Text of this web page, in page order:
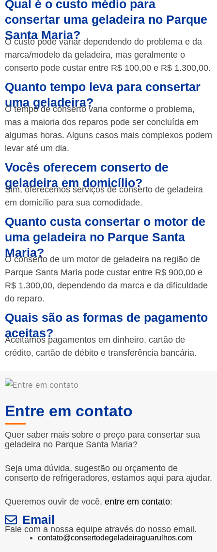
Qual é o custo médio para
consertar uma geladeira no Parque
Santa Maria?
O custo pode variar dependendo do problema e da
marca/modelo da geladeira, mas geralmente o
conserto pode custar entre R$ 100,00 e R$ 1.300,00.
Quanto tempo leva para consertar
uma geladeira?
O tempo de conserto varia conforme o problema,
mas a maioria dos reparos pode ser concluída em
algumas horas. Alguns casos mais complexos podem
levar até um dia.
Vocês oferecem conserto de
geladeira em domicílio?
Sim, oferecemos serviços de conserto de geladeira
em domicílio para sua comodidade.
Quanto custa consertar o motor de
uma geladeira no Parque Santa
Maria?
O conserto de um motor de geladeira na região de
Parque Santa Maria pode custar entre R$ 900,00 e
R$ 1.300,00, dependendo da marca e da dificuldade
do reparo.
Quais são as formas de pagamento
aceitas?
Aceitamos pagamentos em dinheiro, cartão de
crédito, cartão de débito e transferência bancária.
Entre em contato
Quer saber mais sobre o preço para consertar sua
geladeira no Parque Santa Maria?
Seja uma dúvida, sugestão ou orçamento de
conserto de refrigeradores, estamos aqui para ajudar.
Queremos ouvir de você, entre em contato:
Email
Fale com a nossa equipe através do nosso email.
contato@consertodegeladeiraguarulhos.com